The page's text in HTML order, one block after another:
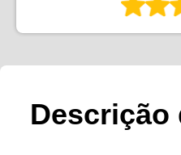
Descrição